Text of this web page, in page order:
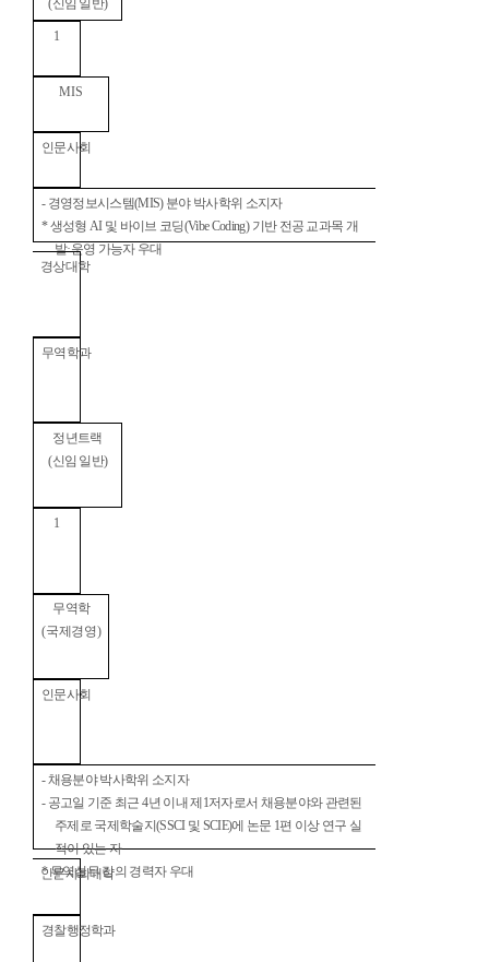
(신임 일반)
1
MIS
인문사회
- 경영정보시스템(MIS) 분야 박사학위 소지자
*생성형 AI 및 바이브 코딩(Vibe Coding) 기반 전공 교과목 개
발·운영 가능자 우대
경상대학
무역학과
정년트랙
(신임 일반)
1
무역학
(국제경영)
인문사회
-채용분야 박사학위 소지자
- 공고일 기준 최근4년 이내 제 1저자로서 채용분야와 관련된
주제로 국제학술지 (SSCI 및 SCIE)에 논문 1편 이상 연구 실
적이 있는 자
*무역실무 강의 경력자 우대
인문사회대학
경찰행정학과